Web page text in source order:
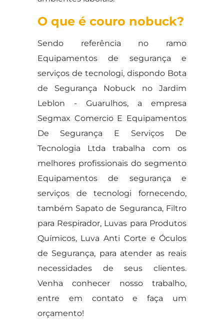
O que é couro nobuck?
Sendo referência no ramo
Equipamentos de segurança e
serviços de tecnologi, dispondo Bota
de Segurança Nobuck no Jardim
Leblon - Guarulhos, a empresa
Segmax Comercio E Equipamentos
De Segurança E Serviços De
Tecnologia Ltda trabalha com os
melhores profissionais do segmento
Equipamentos de segurança e
serviços de tecnologi fornecendo,
também Sapato de Seguranca, Filtro
para Respirador, Luvas para Produtos
Químicos, Luva Anti Corte e Óculos
de Segurança, para atender as reais
necessidades de seus clientes.
Venha conhecer nosso trabalho,
entre em contato e faça um
orçamento!